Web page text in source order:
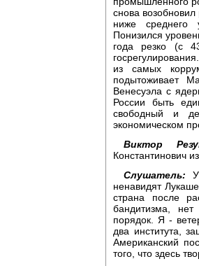
снова возобновил
ниже среднего
Понизился
года резко (с
из самых
подытоживает
Венесуэла с
России быть
свободный и
экономическом
Виктор
Константинович
Слушатель:
ненавидят
страна после
бандитизма,
порядок. Я -
два института,
Американский
того, что здесь